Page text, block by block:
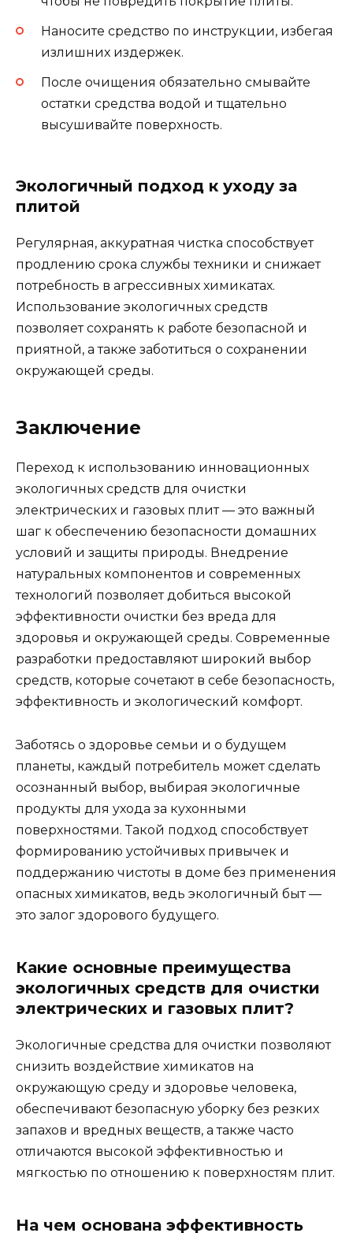
Наносите средство по инструкции, избегая
излишних издержек.
После очищения обязательно смывайте
остатки средства водой и тщательно
высушивайте поверхность.
Экологичный подход к уходу за
плитой
Регулярная, аккуратная чистка способствует
продлению срока службы техники и снижает
потребность в агрессивных химикатах.
Использование экологичных средств
позволяет сохранять к работе безопасной и
приятной, а также заботиться о сохранении
окружающей среды.
Заключение
Переход к использованию инновационных
экологичных средств для очистки
электрических и газовых плит — это важный
шаг к обеспечению безопасности домашних
условий и защиты природы. Внедрение
натуральных компонентов и современных
технологий позволяет добиться высокой
эффективности очистки без вреда для
здоровья и окружающей среды. Современные
разработки предоставляют широкий выбор
средств, которые сочетают в себе безопасность,
эффективность и экологический комфорт.
Заботясь о здоровье семьи и о будущем
планеты, каждый потребитель может сделать
осознанный выбор, выбирая экологичные
продукты для ухода за кухонными
поверхностями. Такой подход способствует
формированию устойчивых привычек и
поддержанию чистоты в доме без применения
опасных химикатов, ведь экологичный быт —
это залог здорового будущего.
Какие основные преимущества
экологичных средств для очистки
электрических и газовых плит?
Экологичные средства для очистки позволяют
снизить воздействие химикатов на
окружающую среду и здоровье человека,
обеспечивают безопасную уборку без резких
запахов и вредных веществ, а также часто
отличаются высокой эффективностью и
мягкостью по отношению к поверхностям плит.
На чем основана эффективность